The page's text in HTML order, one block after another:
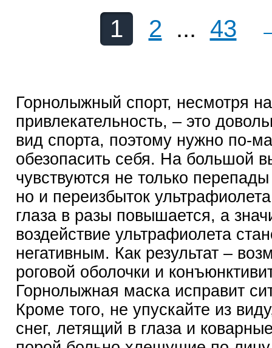
1 2 ... 43
Горнолыжный спорт, несмотря
привлекательность, – это
вид спорта, поэтому нужно по-
обезопасить себя. На большой
чувствуются не только
но и переизбыток
глаза в разы повышается, а
воздействие ультрафиолета
негативным. Как результат –
роговой оболочки и
Горнолыжная маска исправит
Кроме того, не упускайте из
снег, летящий в глаза и